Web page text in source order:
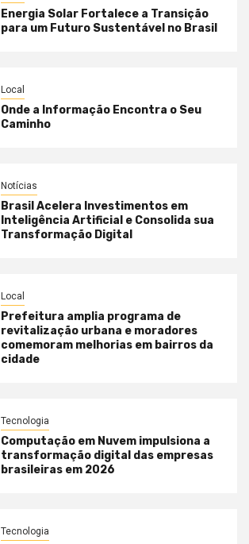
Energia Solar Fortalece a Transição
para um Futuro Sustentável no Brasil
Local
Onde a Informação Encontra o Seu
Caminho
Notícias
Brasil Acelera Investimentos em
Inteligência Artificial e Consolida sua
Transformação Digital
Local
Prefeitura amplia programa de
revitalização urbana e moradores
comemoram melhorias em bairros da
cidade
Tecnologia
Computação em Nuvem impulsiona a
transformação digital das empresas
brasileiras em 2026
Tecnologia